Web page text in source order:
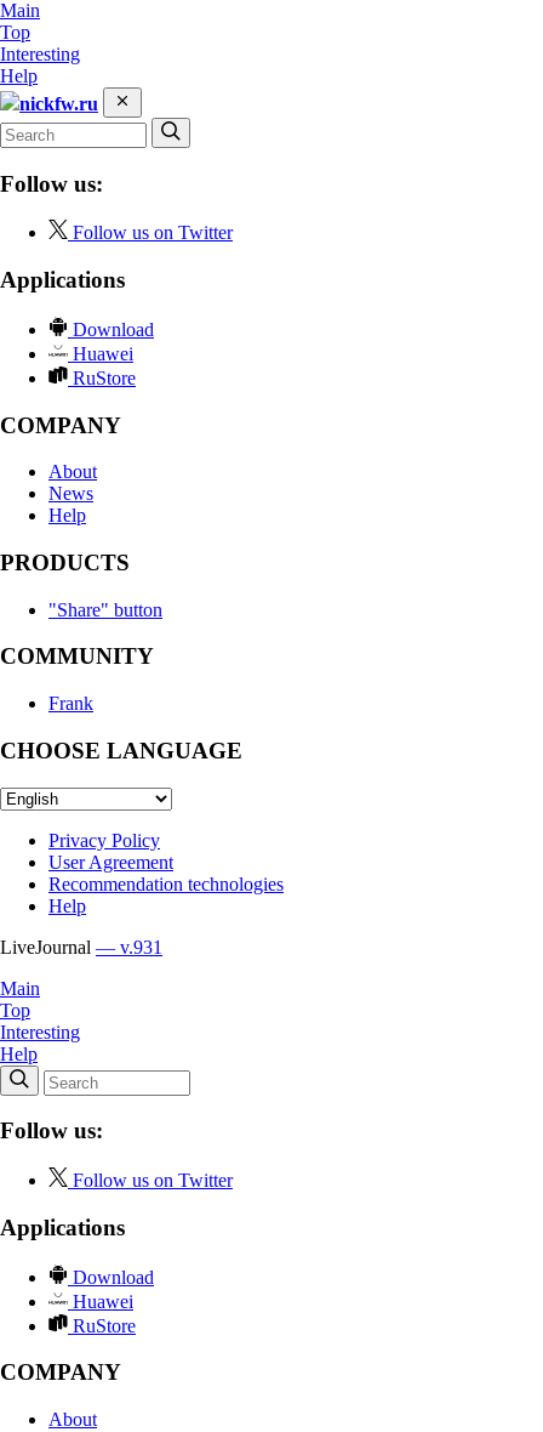
Main
Top
Interesting
Help
nickfw.ru
Follow us:
Follow us on Twitter
Applications
Download
Huawei
RuStore
COMPANY
About
News
Help
PRODUCTS
"Share" button
COMMUNITY
Frank
CHOOSE LANGUAGE
Privacy Policy
User Agreement
Recommendation technologies
Help
LiveJournal — v.931
Main
Top
Interesting
Help
Follow us:
Follow us on Twitter
Applications
Download
Huawei
RuStore
COMPANY
About